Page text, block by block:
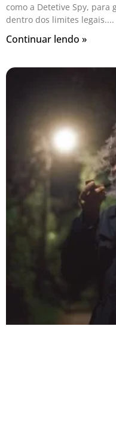
como a Detetive Spy,
dentro dos limites legais.
Continuar lendo »